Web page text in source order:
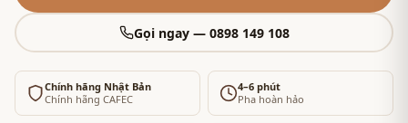
Gọi ngay — 0898 149 108
Chính hãng Nhật Bản
Chính hãng CAFEC
4–6 phút
Pha hoàn hảo